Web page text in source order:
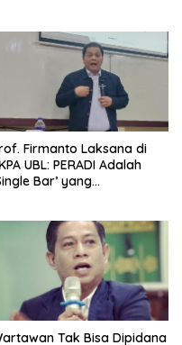
Firmanto Laksana di
UBL: PERADI Adalah
Bar’ yang
Tak Bisa Dipidana